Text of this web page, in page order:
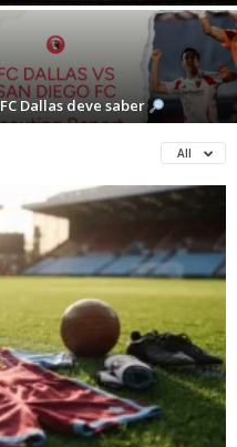
FC Dallas deve saber
All